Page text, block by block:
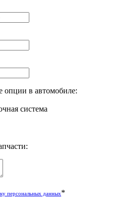
опции в автомобиле:
система
персональных данных*